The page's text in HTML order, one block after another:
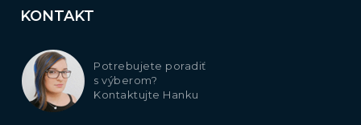
KONTAKT
Potrebujete poradiť
s výberom?
Kontaktujte Hanku